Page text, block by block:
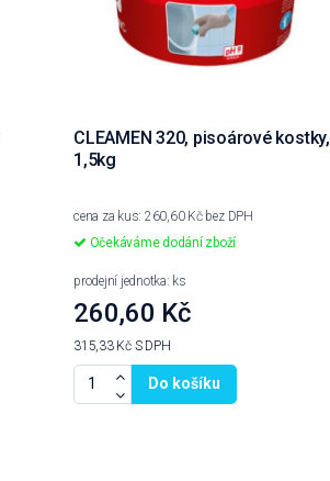
CLEAMEN 320, pisoárové kostky,
1,5kg
cena za kus: 260,60 Kč bez DPH
Očekáváme dodání zboží
prodejní jednotka: ks
260,60 Kč
315,33 Kč S DPH
Do košíku